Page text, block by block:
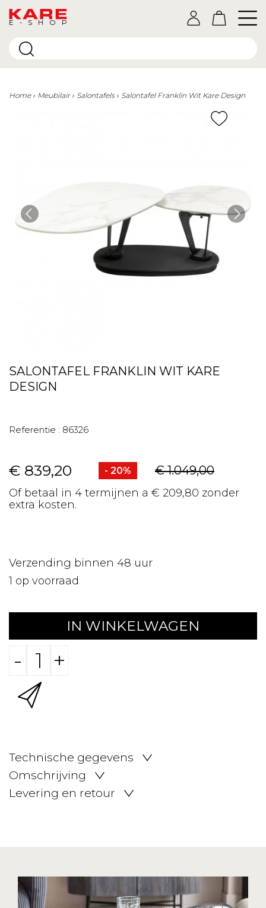
E-SHOP
Home Meubilair Salontafels Salontafel Franklin Wit Kare Design
SALONTAFEL FRANKLIN WIT KARE
DESIGN
Referentie : 86326
€ 839,20 - 20% € 1.049,00
Of betaal in 4 termijnen a € 209,80 zonder
extra kosten.
Verzending binnen 48 uur
1 op voorraad
IN WINKELWAGEN
- +
Technische gegevens
Omschrijving
Levering en retour